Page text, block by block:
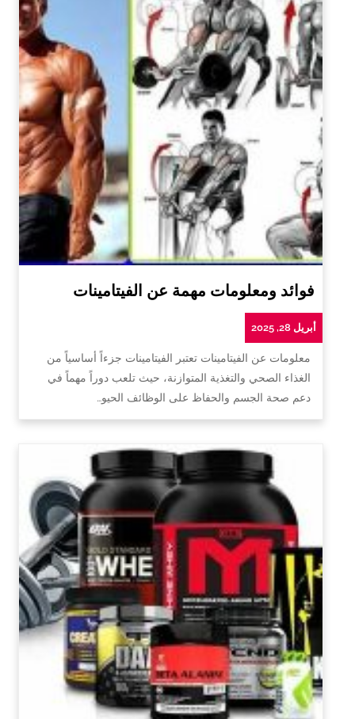
فوائد ومعلومات مهمة عن الفيتامينات
أبريل 28, 2025
معلومات عن الفيتامينات تعتبر الفيتامينات جزءاً أساسياً من
الغذاء الصحي والتغذية المتوازنة، حيث تلعب دوراً مهماً في
دعم صحة الجسم والحفاظ على الوظائف الحيو…